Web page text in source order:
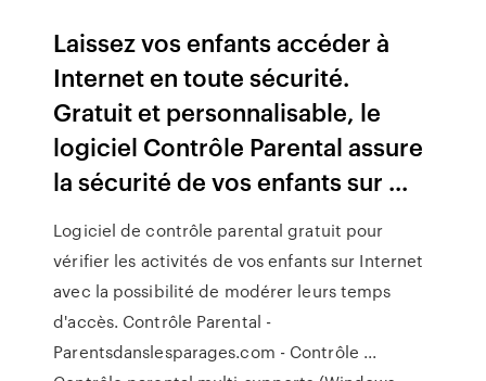
Laissez vos enfants accéder à
Internet en toute sécurité.
Gratuit et personnalisable, le
logiciel Contrôle Parental assure
la sécurité de vos enfants sur ...
Logiciel de contrôle parental gratuit pour
vérifier les activités de vos enfants sur Internet
avec la possibilité de modérer leurs temps
d'accès. Contrôle Parental -
Parentsdanslesparages.com - Contrôle ...